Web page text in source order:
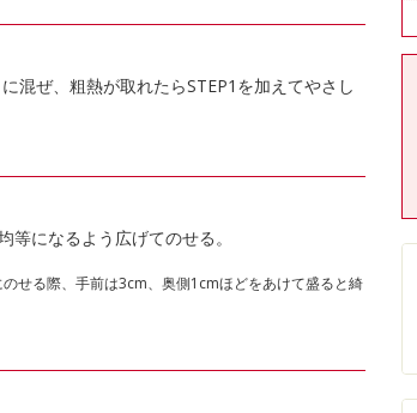
混ぜ、粗熱が取れたらSTEP1を加えてやさし
になるよう広げてのせる。
せる際、手前は3cm、奥側1cmほどをあけて盛ると綺